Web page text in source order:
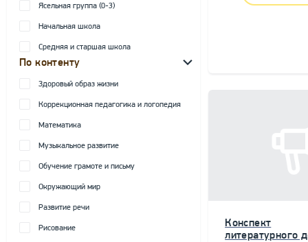
Ясельная группа (0-3)
Начальная школа
Средняя и старшая школа
По контенту
Здоровый образ жизни
Коррекционная педагогика и логопедия
Математика
Музыкальное развитие
Обучение грамоте и письму
Окружающий мир
Развитие речи
Рисование
Конспект
литературного